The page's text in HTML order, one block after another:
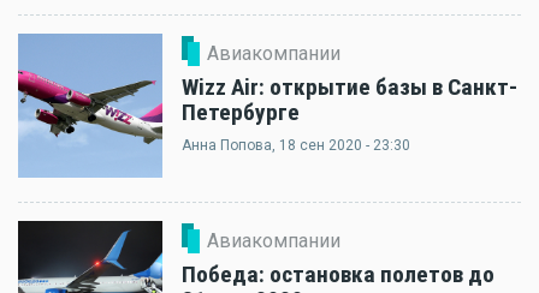
Авиакомпании
Wizz Air: открытие базы в Санкт-
Петербурге
Анна Попова, 18 сен 2020 - 23:30
Авиакомпании
Победа: остановка полетов до